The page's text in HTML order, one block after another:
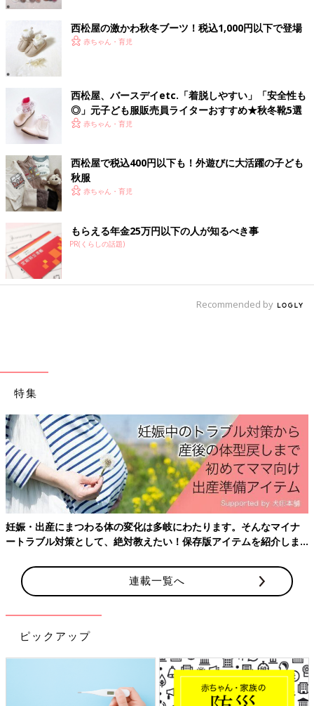
出典：Instagramアカウント「ku_ru_mi_5」
kurumiさんは、2人の娘さんのために西松屋でこちらのブーツを
購入したそう。微妙に違うデザインですが、後ろのリボンがリン
クしているのがポイント♪ 左側は税込1,000円以下、右側は税込
1,600円以下と、こんなにかわいいのにプチプラなところも素敵
です！
税込1,100円！安くておしゃれな秋冬スリッポン
出典：Instagramアカウント「ito.hi_」
でスリッポンを購入したそう。秋冬コーデにあいそうなあったか
生地がおしゃれで素敵ですね。こんなにかわいいのに、お値段は
【H&M】派手かわ&おしゃれ！アニマル
柄秋冬子ども服
西松屋の激かわ秋冬ブーツ！税込1,000円以下で登場
赤ちゃん・育児
西松屋、バースデイetc.「着脱しやすい」「安全性も
◎」元子ども服販売員ライターおすすめ★秋冬靴5選
赤ちゃん・育児
西松屋で税込400円以下も！外遊びに大活躍の子ども
秋服
赤ちゃん・育児
もらえる年金25万円以下の人が知るべき事
PR(くらしの話題)
Recommended by
特集
妊娠・出産にまつわる体の変化は多岐にわたります。そんなマイナ
ートラブル対策として、絶対教えたい！保存版アイテムを紹介しま
連載一覧へ
ピックアップ